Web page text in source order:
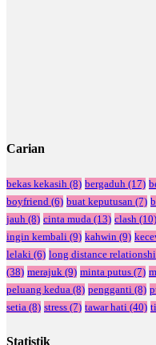
Carian
bekas kekasih (8) bergaduh (17)
boyfriend (6) buat keputusan (7)
jauh (8) cinta muda (13) clash (10)
ingin kembali (9) kahwin (9)
lelaki (6) long distance
(38) merajuk (9) minta putus (7)
peluang kedua (8) pengganti (8)
setia (8) stress (7) tawar hati (40)
Statistik